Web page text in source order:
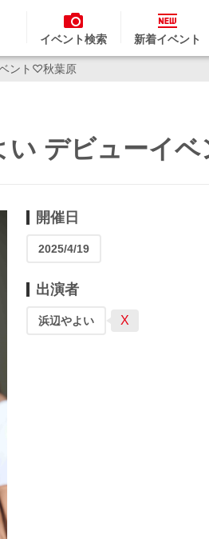
イベント検索 新着イベント
ベント♡秋葉原
い デビューイ
開催日
2025/4/19
出演者
浜辺やよい X